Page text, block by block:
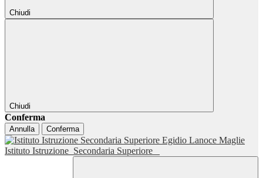
Chiudi
Chiudi
Conferma
Annulla Conferma
Istituto Istruzione Secondaria Superiore